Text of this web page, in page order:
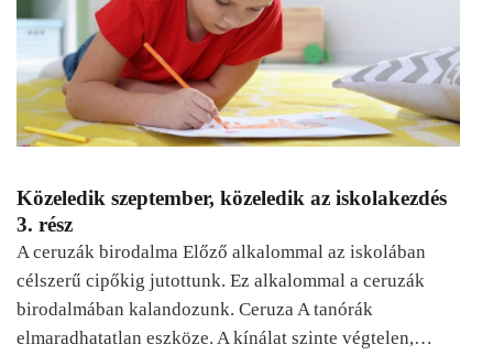
Közeledik szeptember, közeledik az iskolakezdés
3. rész
A ceruzák birodalma Előző alkalommal az iskolában
célszerű cipőkig jutottunk. Ez alkalommal a ceruzák
birodalmában kalandozunk. Ceruza A tanórák
elmaradhatatlan eszköze. A kínálat szinte végtelen,…